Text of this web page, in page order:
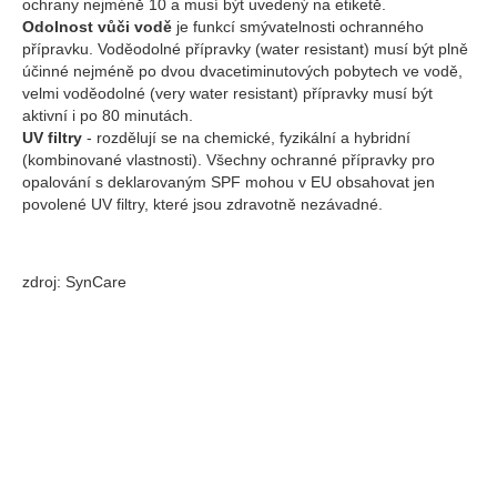
ochrany nejméně 10 a musí být uvedený na etiketě.
Odolnost vůči vodě je funkcí smývatelnosti ochranného
přípravku. Voděodolné přípravky (water resistant) musí být plně
účinné nejméně po dvou dvacetiminutových pobytech ve vodě,
velmi voděodolné (very water resistant) přípravky musí být
aktivní i po 80 minutách.
UV filtry - rozdělují se na chemické, fyzikální a hybridní
(kombinované vlastnosti). Všechny ochranné přípravky pro
opalování s deklarovaným SPF mohou v EU obsahovat jen
povolené UV filtry, které jsou zdravotně nezávadné.
zdroj: SynCare